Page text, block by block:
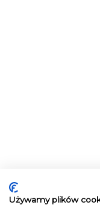
Używamy plików